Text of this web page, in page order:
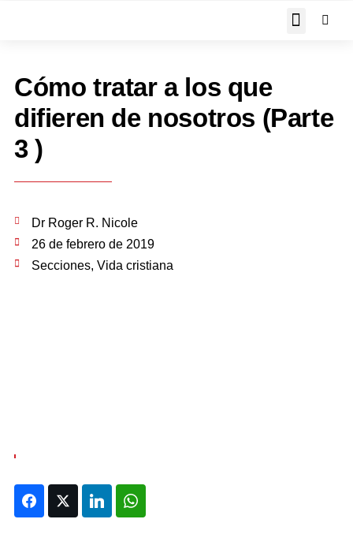
Cómo tratar a los que
difieren de nosotros (Parte
3 )
Dr Roger R. Nicole
26 de febrero de 2019
Secciones, Vida cristiana
FacebookTwitter LinkedIn